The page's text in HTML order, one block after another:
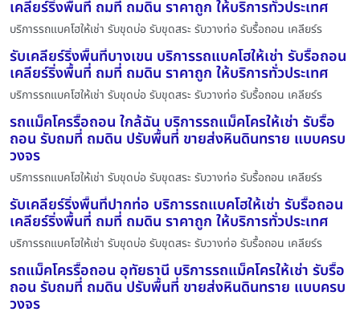
เคลียร์ริ่งพื้นที่ ถมที่ ถมดิน ราคาถูก ให้บริการทั่วประเทศ
บริการรถแบคโฮให้เช่า รับขุดบ่อ รับขุดสระ รับวางท่อ รับรื้อถอน เคลียร์ร
รับเคลียร์ริ่งพื้นที่บางเขน บริการรถแบคโฮให้เช่า รับรื้อถอน
เคลียร์ริ่งพื้นที่ ถมที่ ถมดิน ราคาถูก ให้บริการทั่วประเทศ
บริการรถแบคโฮให้เช่า รับขุดบ่อ รับขุดสระ รับวางท่อ รับรื้อถอน เคลียร์ร
รถแม็คโครรื้อถอน ใกล้ฉัน บริการรถแม็คโครให้เช่า รับรื้อ
ถอน รับถมที่ ถมดิน ปรับพื้นที่ ขายส่งหินดินทราย แบบครบ
วงจร
บริการรถแบคโฮให้เช่า รับขุดบ่อ รับขุดสระ รับวางท่อ รับรื้อถอน เคลียร์ร
รับเคลียร์ริ่งพื้นที่ปากท่อ บริการรถแบคโฮให้เช่า รับรื้อถอน
เคลียร์ริ่งพื้นที่ ถมที่ ถมดิน ราคาถูก ให้บริการทั่วประเทศ
บริการรถแบคโฮให้เช่า รับขุดบ่อ รับขุดสระ รับวางท่อ รับรื้อถอน เคลียร์ร
รถแม็คโครรื้อถอน อุทัยธานี บริการรถแม็คโครให้เช่า รับรื้อ
ถอน รับถมที่ ถมดิน ปรับพื้นที่ ขายส่งหินดินทราย แบบครบ
วงจร